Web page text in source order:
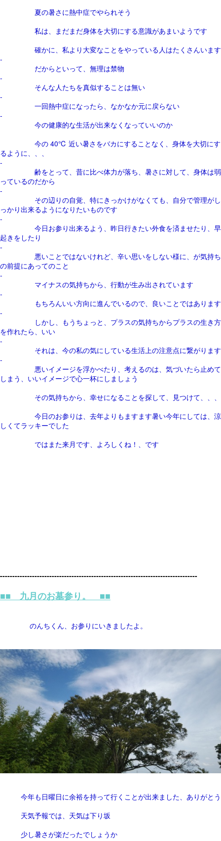
夏の暑さに熱中症でやられそう
私は、まだまだ身体を大切にする意識があまいようです
確かに、私より大変なことをやっている人はたくさんいます
-
だからといって、無理は禁物
-
そんな人たちを真似することは無い
-
一回熱中症になったら、なかなか元に戻らない
-
今の健康的な生活が出来なくなっていいのか
今の 40℃ 近い暑さをバカにすることなく、身体を大切にす
るように、、、
-
齢をとって、昔に比べ体力が落ち、暑さに対して、身体は弱
っているのだから
-
その辺りの自覚、特にきっかけがなくても、自分で管理がし
っかり出来るようになりたいものです
-
今日お参り出来るよう、昨日行きたい外食を済ませたり、早
起きをしたり
-
悪いことではないけれど、辛い思いをしない様に、が気持ち
の前提にあってのこと
-
マイナスの気持ちから、行動が生み出されています
-
もちろんいい方向に進んでいるので、良いことではあります
-
しかし、もうちょっと、プラスの気持ちからプラスの生き方
を作れたら、いい
-
それは、今の私の気にしている生活上の注意点に繋がります
-
悪いイメージを浮かべたり、考えるのは、気づいたら止めて
しまう、いいイメージで心一杯にしましょう
その気持ちから、幸せになることを探して、見つけて、、、
今日のお参りは、去年よりもますます暑い今年にしては、涼
しくてラッキーでした
ではまた来月です、よろしくね！、です
--------------------------------------------------------------------------------
■■ 九月のお墓参り。 ■■
のんちくん、お参りにいきましたよ。
今年も日曜日に余裕を持って行くことが出来ました、ありがとう
天気予報では、天気は下り坂
少し暑さが楽だったでしょうか